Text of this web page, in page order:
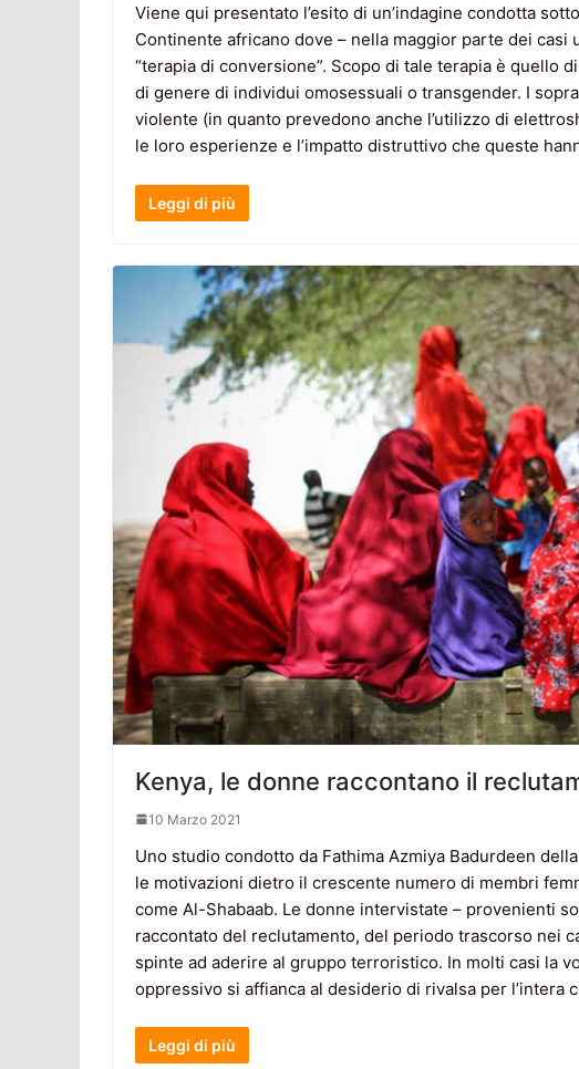
Viene qui presentato l’esito di un’indagine condotta
Continente africano dove – nella maggior parte dei
“terapia di conversione”. Scopo di tale terapia è quello
di genere di individui omosessuali o transgender. I
violente (in quanto prevedono anche l’utilizzo di
le loro esperienze e l’impatto distruttivo che queste
Leggi di più
Kenya, le donne raccontano il
10 Marzo 2021
Uno studio condotto da Fathima Azmiya Badurdeen della
le motivazioni dietro il crescente numero di membri
come Al-Shabaab. Le donne intervistate – provenienti
raccontato del reclutamento, del periodo trascorso nei
spinte ad aderire al gruppo terroristico. In molti casi la
oppressivo si affianca al desiderio di rivalsa per l’intera
Leggi di più